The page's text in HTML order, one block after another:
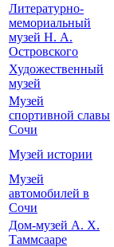
Литературно-
мемориальный
музей Н. А.
Островского
Художественный
музей
Музей
спортивной славы
Сочи
Музей истории
Музей
автомобилей в
Сочи
Дом-музей А. Х.
Таммсааре